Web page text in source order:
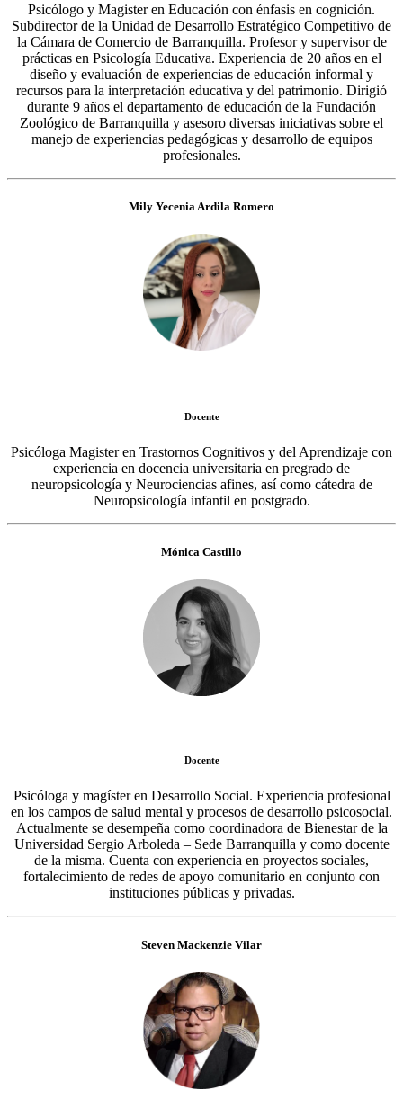
Psicólogo y Magister en Educación con énfasis en cognición.
Subdirector de la Unidad de Desarrollo Estratégico Competitivo de
la Cámara de Comercio de Barranquilla. Profesor y supervisor de
prácticas en Psicología Educativa. Experiencia de 20 años en el
diseño y evaluación de experiencias de educación informal y
recursos para la interpretación educativa y del patrimonio. Dirigió
durante 9 años el departamento de educación de la Fundación
Zoológico de Barranquilla y asesoro diversas iniciativas sobre el
manejo de experiencias pedagógicas y desarrollo de equipos
profesionales.
Mily Yecenia Ardila Romero
Docente
Psicóloga Magister en Trastornos Cognitivos y del Aprendizaje con
experiencia en docencia universitaria en pregrado de
neuropsicología y Neurociencias afines, así como cátedra de
Neuropsicología infantil en postgrado.
Mónica Castillo
Docente
Psicóloga y magíster en Desarrollo Social. Experiencia profesional
en los campos de salud mental y procesos de desarrollo psicosocial.
Actualmente se desempeña como coordinadora de Bienestar de la
Universidad Sergio Arboleda – Sede Barranquilla y como docente
de la misma. Cuenta con experiencia en proyectos sociales,
fortalecimiento de redes de apoyo comunitario en conjunto con
instituciones públicas y privadas.
Steven Mackenzie Vilar